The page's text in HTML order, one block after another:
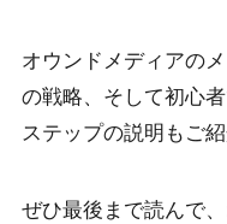
オウンドメディアの
の戦略、そして初心
ステップの説明もご紹
ぜひ最後まで読んで